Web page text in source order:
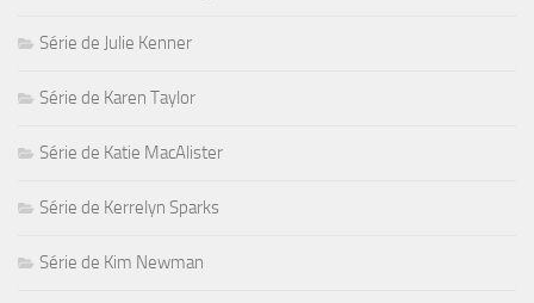
Série de Julie Kenner
Série de Karen Taylor
Série de Katie MacAlister
Série de Kerrelyn Sparks
Série de Kim Newman